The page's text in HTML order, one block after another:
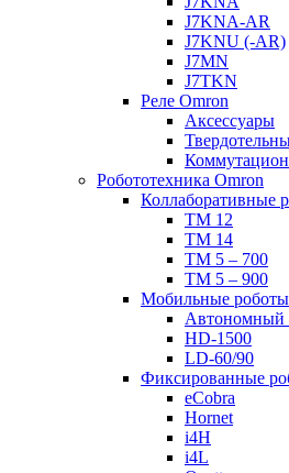
J7KNA-AR
J7KNU (-AR)
J7MN
J7TKN
Реле Omron
Аксессуары
Робототехника Omron
Коллаборативные
TM 12
TM 14
TM 5 – 700
TM 5 – 900
Мобильные роботы
Автономный
HD-1500
LD-60/90
Фиксированные
eCobra
Hornet
i4H
i4L